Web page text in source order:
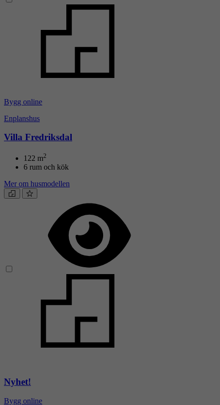
Bygg online
Enplanshus
Villa Fredriksdal
122 m2
6 rum och kök
Mer om husmodellen
Nyhet!
Bygg online